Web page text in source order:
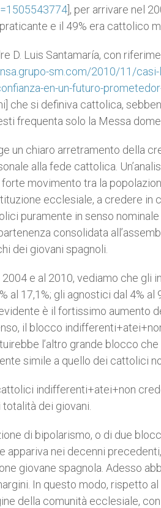
], per arrivare nel
e il 49% era cattolico
D. Luis Santamaría, con
sm.com/2010/11/
en-un-futuro-
che si definiva cattolica,
frequenta solo la Messa
un chiaro arretramento della
alla fede cattolica.
movimento tra la
ecclesiale, a credere in
puramente in senso
consolidata
dei giovani spagnoli.
e al 2010, vediamo che gli
al 17,1%; gli agnostici dal 4% al
è il fortissimo aumento
il blocco
l’altro grande blocco
simile a quello dei cattolici
indifferenti+atei+non
dei giovani.
di bipolarismo, o di due
nei decenni
giovane spagnola. Adesso
In questo modo, rispetto
della comunità ecclesiale,